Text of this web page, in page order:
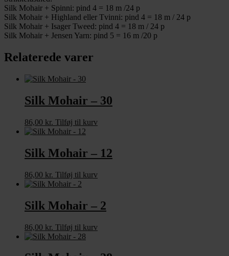
Silk Mohair + Spinni: pind 4 = 18 m /24 p
Silk Mohair + Highland eller Tvinni: pind 4 = 18 m / 24 p
Silk Mohair + Isager Tweed: pind 4 = 18 m / 24 p
Silk Mohair + Jensen Yarn: pind 5 = 16 m /20 p
Relaterede varer
Silk Mohair – 30
86,00 kr. Tilføj til kurv
Silk Mohair – 12
86,00 kr. Tilføj til kurv
Silk Mohair – 2
86,00 kr. Tilføj til kurv